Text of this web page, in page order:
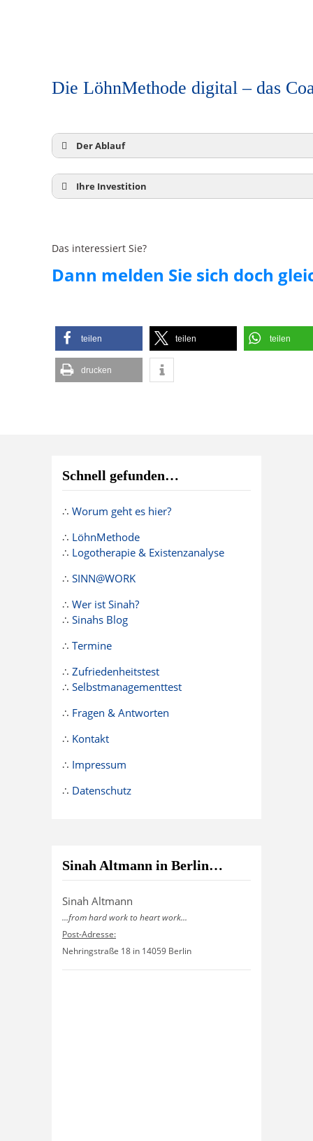
Die LöhnMethode digital – das
Der Ablauf
Ihre Investition
Das interessiert Sie?
Dann melden Sie sich doch
teilen teilen teilen
drucken
Schnell gefunden…
∴ Worum geht es hier?
∴ LöhnMethode
∴ Logotherapie & Existenzanalyse
∴ SINN@WORK
∴ Wer ist Sinah?
∴ Sinahs Blog
∴ Termine
∴ Zufriedenheitstest
∴ Selbstmanagementtest
∴ Fragen & Antworten
∴ Kontakt
∴ Impressum
∴ Datenschutz
Sinah Altmann in Berlin…
Sinah Altmann
...from hard work to heart work...
Post-Adresse:
Nehringstraße 18 in 14059 Berlin